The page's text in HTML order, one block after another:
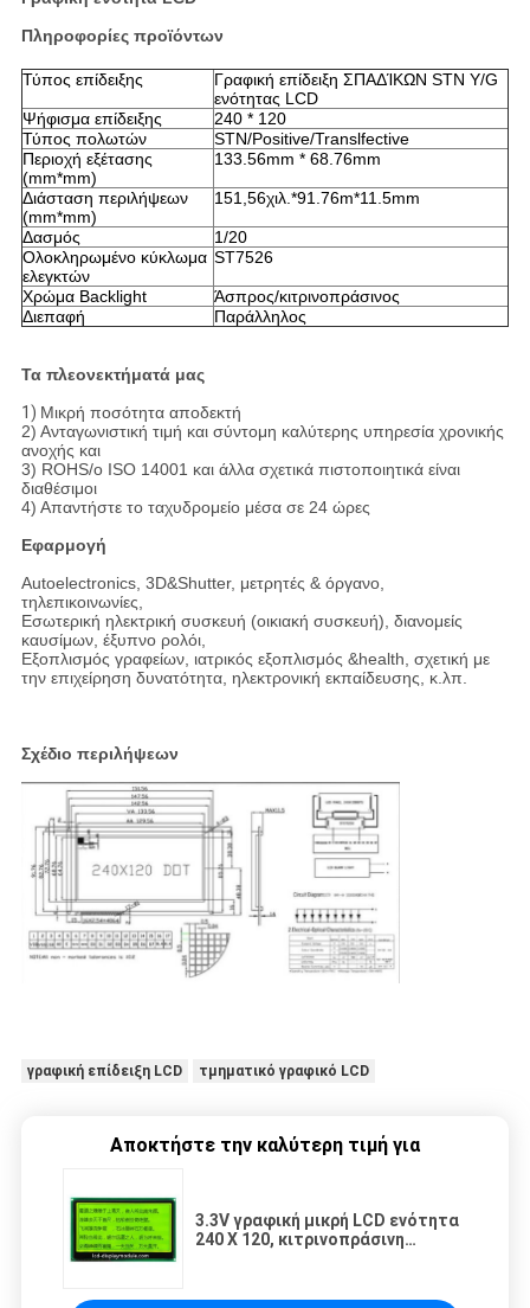
Πληροφορίες προϊόντων
Τύπος επίδειξης
Γραφική επίδειξη ΣΠΑΔΊΚΩΝ STN Y/G
ενότητας LCD
Ψήφισμα επίδειξης
240 * 120
Τύπος πολωτών
STN/Positive/Translfective
Περιοχή εξέτασης
(mm*mm)
133.56mm * 68.76mm
Διάσταση περιλήψεων
(mm*mm)
151,56χιλ.*91.76m*11.5mm
Δασμός
1/20
Ολοκληρωμένο κύκλωμα
ελεγκτών
ST7526
Χρώμα Backlight
Άσπρος/κιτρινοπράσινος
Διεπαφή
Παράλληλος
Τα πλεονεκτήματά μας
1) Μικρή ποσότητα αποδεκτή
2) Ανταγωνιστική τιμή και σύντομη καλύτερης υπηρεσία χρονικής
ανοχής και
3) ROHS/ο ISO 14001 και άλλα σχετικά πιστοποιητικά είναι
διαθέσιμοι
4) Απαντήστε το ταχυδρομείο μέσα σε 24 ώρες
Εφαρμογή
Autoelectronics, 3D&Shutter, μετρητές & όργανο,
τηλεπικοινωνίες,
Εσωτερική ηλεκτρική συσκευή (οικιακή συσκευή), διανομείς
καυσίμων, έξυπνο ρολόι,
Εξοπλισμός γραφείων, ιατρικός εξοπλισμός &health, σχετική με
την επιχείρηση δυνατότητα, ηλεκτρονική εκπαίδευσης, κ.λπ.
Σχέδιο περιλήψεων
γραφική επίδειξη LCD τμηματικό γραφικό LCD
Αποκτήστε την καλύτερη τιμή για
3.3V γραφική μικρή LCD ενότητα
240 X 120, κιτρινοπράσινη